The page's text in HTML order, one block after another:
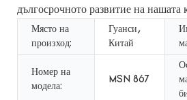
дългосрочното развитие на нашата
Място на
произход:
Гуанси,
Китай
Номер на
модела:
MSN 867